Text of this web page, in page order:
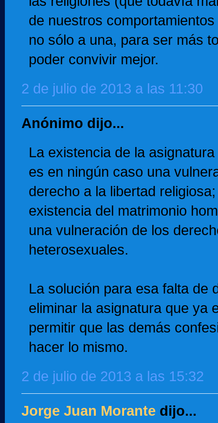
de nuestros
no sólo a una, para ser más
poder convivir mejor.
2 de julio de 2013 a las 11:30
Anónimo dijo...
La existencia de la
es en ningún caso una
derecho a la libertad
existencia del matrimonio
una vulneración de los
heterosexuales.
La solución para esa falta de
eliminar la asignatura que ya
permitir que las demás
hacer lo mismo.
2 de julio de 2013 a las 15:32
Jorge Juan Morante dijo...